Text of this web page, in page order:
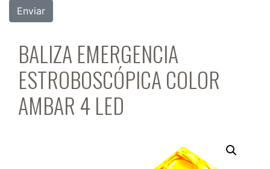
BALIZA EMERGENCIA
ESTROBOSCÓPICA COLOR
AMBAR 4 LED